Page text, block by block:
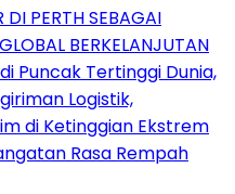
DI PERTH SEBAGAI
BERKELANJUTAN
Puncak Tertinggi Dunia,
Logistik,
di Ketinggian Ekstrem
Rasa Rempah